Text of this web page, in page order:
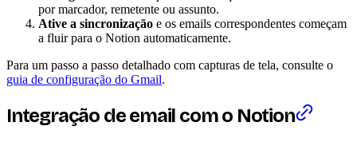
por marcador, remetente ou assunto.
Ative a sincronização e os emails correspondentes começam
a fluir para o Notion automaticamente.
Para um passo a passo detalhado com capturas de tela, consulte o
guia de configuração do Gmail.
Integração de email com o Notion